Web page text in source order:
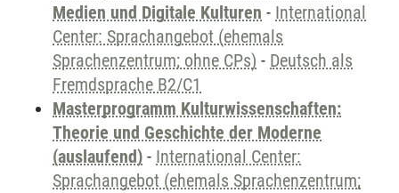
Medien und Digitale Kulturen - International
Center: Sprachangebot (ehemals
Sprachenzentrum; ohne CPs) - Deutsch als
Fremdsprache B2/C1
Masterprogramm Kulturwissenschaften:
Theorie und Geschichte der Moderne
(auslaufend) - International Center:
Sprachangebot (ehemals Sprachenzentrum;